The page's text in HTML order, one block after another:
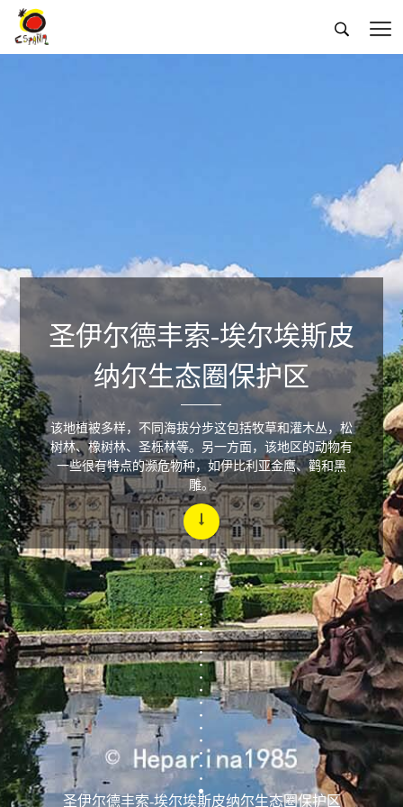
 
圣伊尔德丰索-埃尔埃斯皮纳尔生态圈保护区
圣伊尔德丰索-埃尔埃斯皮
纳尔生态圈保护区
该地植被多样，不同海拔分步这包括牧草和灌木丛，松
树林、橡树林、圣栎林等。另一方面，该地区的动物有
一些很有特点的濒危物种，如伊比利亚金鹰、鹳和黑
雕。